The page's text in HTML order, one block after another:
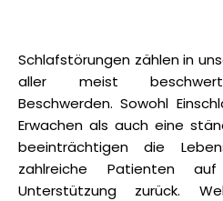
Schlafstörungen zählen in
aller meist
Beschwerden. Sowohl
Erwachen als auch eine
beeinträchtigen die
zahlreiche Patienten
Unterstützung zurück.